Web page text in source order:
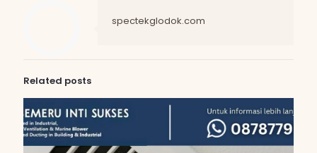
spectekglodok.com
Related posts